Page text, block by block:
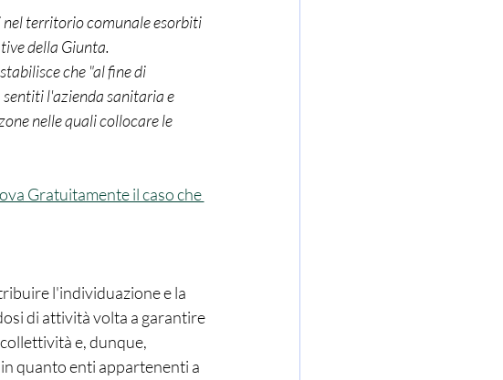
nel territorio comunale esorbiti
della Giunta.
che "al fine di
l'azienda sanitaria e
nelle quali collocare le
Gratuitamente il caso che
di attività volta a garantire
e, dunque,
quanto enti appartenenti a